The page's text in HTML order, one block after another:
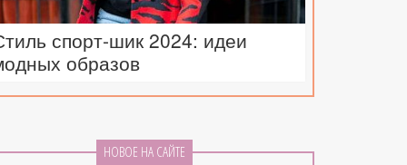
спорт-шик 2024: идеи
образов
НОВОЕ НА САЙТЕ